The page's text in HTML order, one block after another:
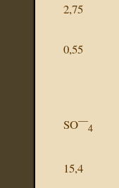
2,75
0,55
SO—
4
15,4